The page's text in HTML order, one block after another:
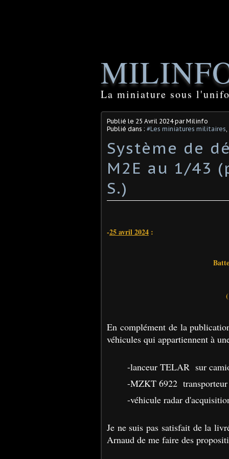
La miniature sous
Publié le 25 Avril 2024par Milinfo
Publié dans : #Les miniatures militaires,
Système de
M2E au 1/43
S.)
-25 avril 2024 :
En complément de la
véhicules qui appartiennent à
-lanceur TELAR sur
-MZKT 6922
-véhicule radar
Je ne suis pas satisfait de la
Arnaud de me faire des